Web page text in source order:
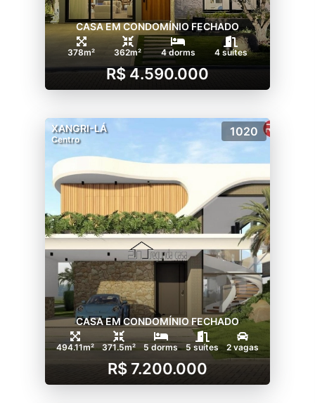
CASA EM CONDOMÍNIO FECHADO
378m² 362m² 4 dorms 4 suítes
R$ 4.590.000
XANGRI-LÁ
Centro
1020
CASA EM CONDOMÍNIO FECHADO
494.11m² 371.5m² 5 dorms 5 suítes 2 vagas
R$ 7.200.000